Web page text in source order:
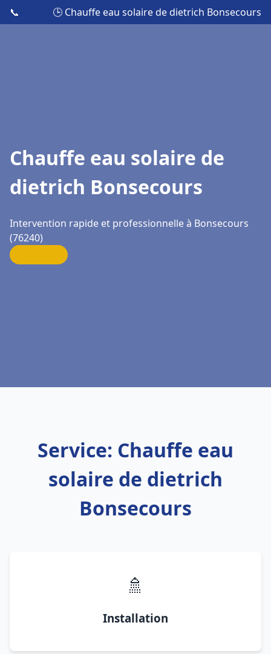
📞 🕒 Chauffe eau solaire de dietrich Bonsecours
Chauffe eau solaire de
dietrich Bonsecours
Intervention rapide et professionnelle à Bonsecours
(76240)
Service: Chauffe eau
solaire de dietrich
Bonsecours
🚿
Installation